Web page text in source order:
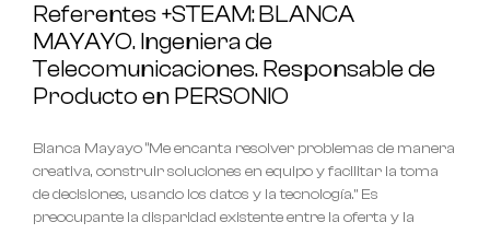
Referentes +STEAM: BLANCA
MAYAYO. Ingeniera de
Telecomunicaciones. Responsable de
Producto en PERSONIO
Blanca Mayayo “Me encanta resolver problemas de manera
creativa, construir soluciones en equipo y facilitar la toma
de decisiones, usando los datos y la tecnología.” Es
preocupante la disparidad existente entre la oferta y la